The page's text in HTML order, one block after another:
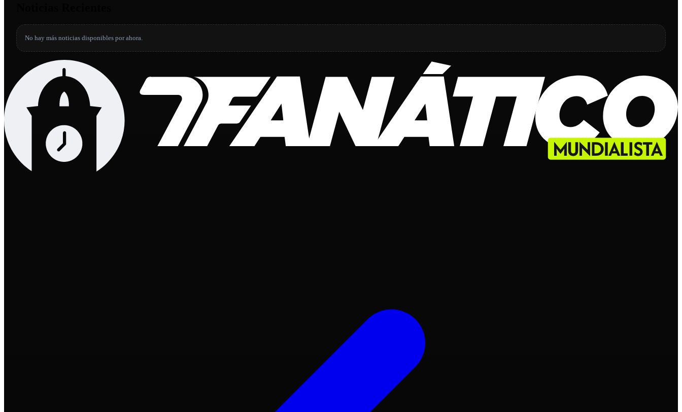
No hay más noticias disponibles por ahora.